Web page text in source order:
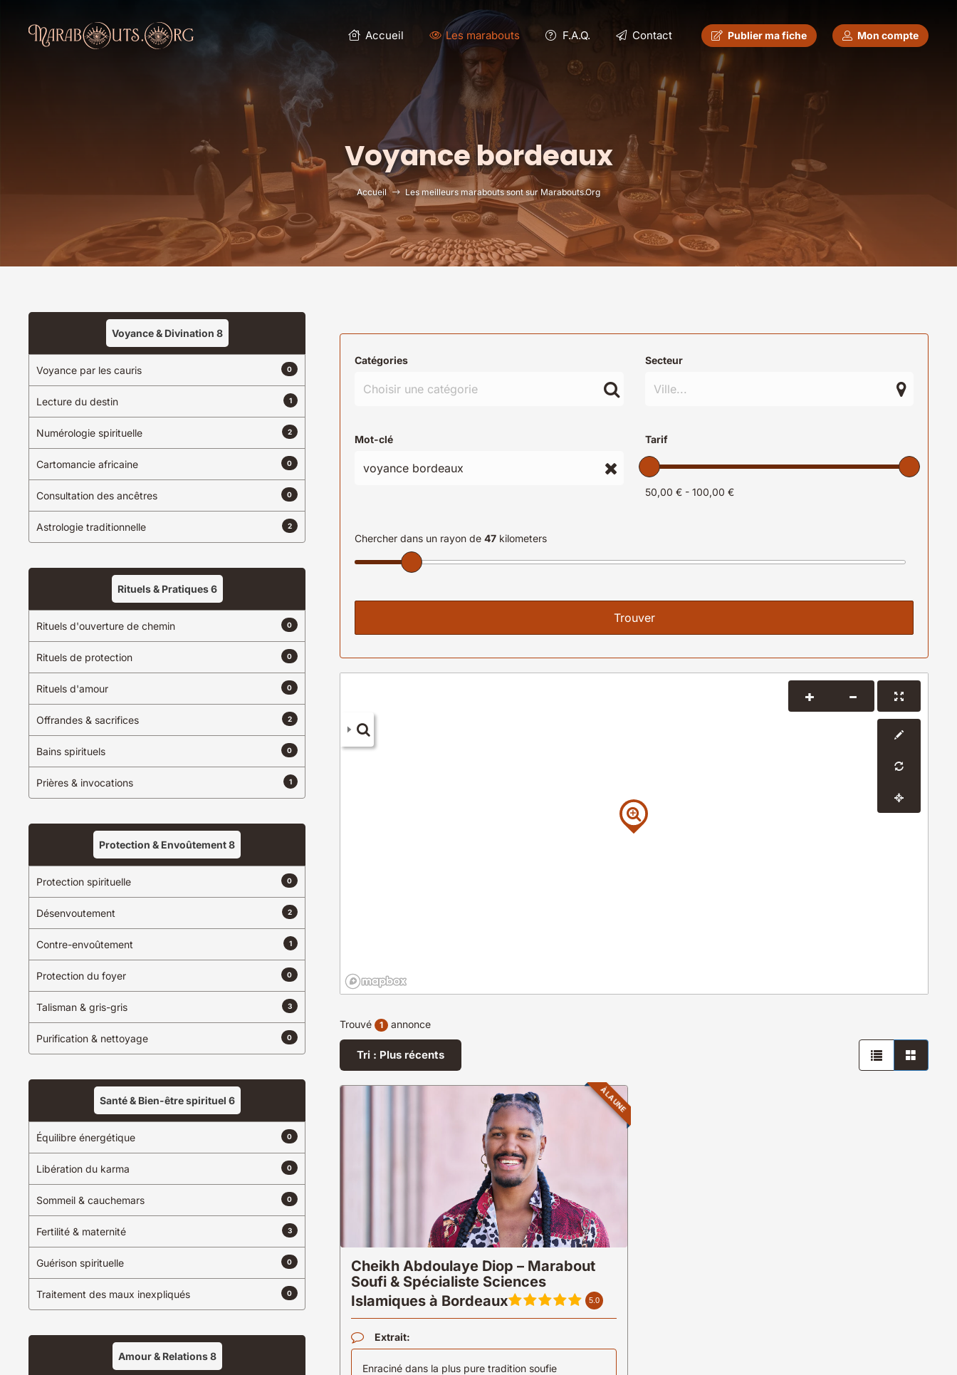
Accueil Les marabouts F.A.Q. Contact Publier ma fiche Mon compte
Voyance bordeaux
Accueil Les meilleurs marabouts sont sur Marabouts.Org
Voyance & Divination 8
Voyance par les cauris 0
Lecture du destin 1
Numérologie spirituelle 2
Cartomancie africaine 0
Consultation des ancêtres 0
Astrologie traditionnelle 2
Rituels & Pratiques6
Rituels d'ouverture de chemin 0
Rituels de protection 0
Rituels d'amour 0
Offrandes & sacrifices 2
Bains spirituels 0
Prières & invocations 1
Protection & Envoûtement8
Protection spirituelle 0
Désenvoutement 2
Contre-envoûtement 1
Protection du foyer 0
Talisman & gris-gris 3
Purification & nettoyage 0
Santé & Bien-être spirituel 6
Équilibre énergétique 0
Libération du karma 0
Sommeil & cauchemars 0
Fertilité & maternité 3
Guérison spirituelle 0
Traitement des maux inexpliqués 0
Amour & Relations8
Catégories Secteur
Mot-clé Tarif
50,00 € - 100,00 €
Chercher dans un rayon de47 kilometers
Exemple :envoûtement rituel d'amour
voyance
Exemple :Paris Lyon Marseille
Chercher dans un rayon de10kilometers
Cheikh Abdoulaye Diop –
Marabout Soufi & Spécialiste
Sciences Islamiques à
Bordeaux
5.0
+221 77 392 64 18
Voir sur la carte
Trouvé 1 annonce
Tri : Plus récents
À LA UNE
Cheikh Abdoulaye Diop – Marabout
Soufi & Spécialiste Sciences
Islamiques à Bordeaux
5.0
Extrait:
Enraciné dans la plus pure tradition soufie